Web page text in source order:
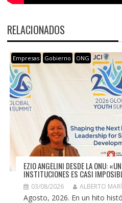
RELACIONADOS
Empresas Gobierno ONG
EZIO ANGELINI DESDE LA ONU:
INSTITUCIONES ES CASI
03/08/2026 ALBERTO
Agosto, 2026. En un hito